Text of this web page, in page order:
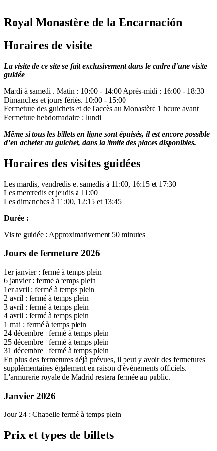
Royal Monastère de la Encarnación
Horaires de visite
La visite de ce site se fait exclusivement dans le cadre d'une visite
guidée
Mardi à samedi . Matin : 10:00 - 14:00 Après-midi : 16:00 - 18:30
Dimanches et jours fériés. 10:00 - 15:00
Fermeture des guichets et de l'accès au Monastère 1 heure avant
Fermeture hebdomadaire : lundi
Même si tous les billets en ligne sont épuisés, il est encore possible
d’en acheter au guichet, dans la limite des places disponibles.
Horaires des visites guidées
Les mardis, vendredis et samedis à 11:00, 16:15 et 17:30
Les mercredis et jeudis à 11:00
Les dimanches à 11:00, 12:15 et 13:45
Durée :
Visite guidée : Approximativement 50 minutes
Jours de fermeture 2026
1er janvier : fermé à temps plein
6 janvier : fermé à temps plein
1er avril : fermé à temps plein
2 avril : fermé à temps plein
3 avril : fermé à temps plein
4 avril : fermé à temps plein
1 mai : fermé à temps plein
24 décembre : fermé à temps plein
25 décembre : fermé à temps plein
31 décembre : fermé à temps plein
En plus des fermetures déjà prévues, il peut y avoir des fermetures
supplémentaires également en raison d'événements officiels.
L'armurerie royale de Madrid restera fermée au public.
Janvier 2026
Jour 24 : Chapelle fermé à temps plein
Prix et types de billets